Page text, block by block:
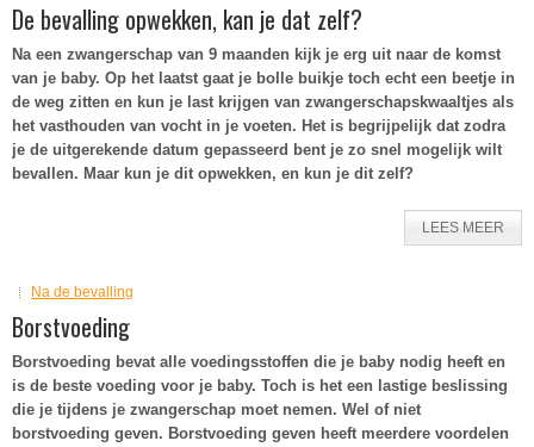
De bevalling opwekken, kan je dat zelf?
Na een zwangerschap van 9 maanden kijk je erg uit naar de komst
van je baby. Op het laatst gaat je bolle buikje toch echt een beetje in
de weg zitten en kun je last krijgen van zwangerschapskwaaltjes als
het vasthouden van vocht in je voeten. Het is begrijpelijk dat zodra
je de uitgerekende datum gepasseerd bent je zo snel mogelijk wilt
bevallen. Maar kun je dit opwekken, en kun je dit zelf?
LEES MEER
Na de bevalling
Borstvoeding
Borstvoeding bevat alle voedingsstoffen die je baby nodig heeft en
is de beste voeding voor je baby. Toch is het een lastige beslissing
die je tijdens je zwangerschap moet nemen. Wel of niet
borstvoeding geven. Borstvoeding geven heeft meerdere voordelen